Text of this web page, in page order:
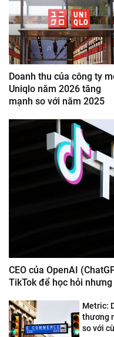
Doanh thu của công ty
Uniqlo năm 2026 tăng
mạnh so với năm 2025
CEO của OpenAI
TikTok để học hỏi
Metric:
thương
so với